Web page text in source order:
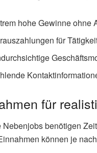
hohe Gewinne ohne
für
für
Nebenjobs benötigen
können je